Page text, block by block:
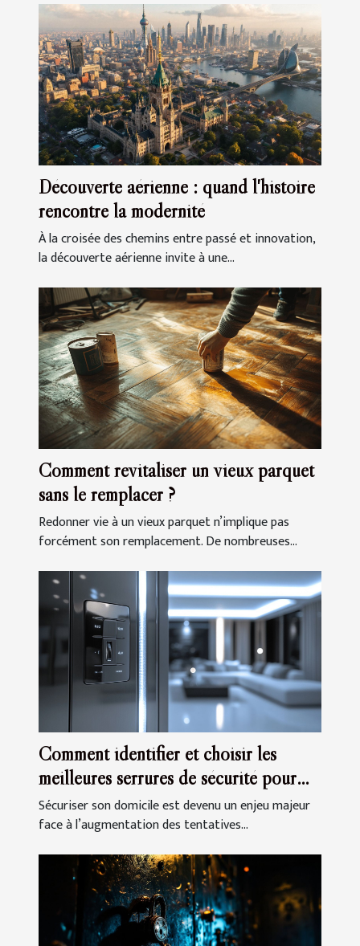
Découverte aérienne : quand l'histoire
rencontre la modernité
À la croisée des chemins entre passé et innovation,
la découverte aérienne invite à une...
Comment revitaliser un vieux parquet
sans le remplacer ?
Redonner vie à un vieux parquet n’implique pas
forcément son remplacement. De nombreuses...
Comment identifier et choisir les
meilleures serrures de sécurité pour
votre domicile
Sécuriser son domicile est devenu un enjeu majeur
face à l’augmentation des tentatives...